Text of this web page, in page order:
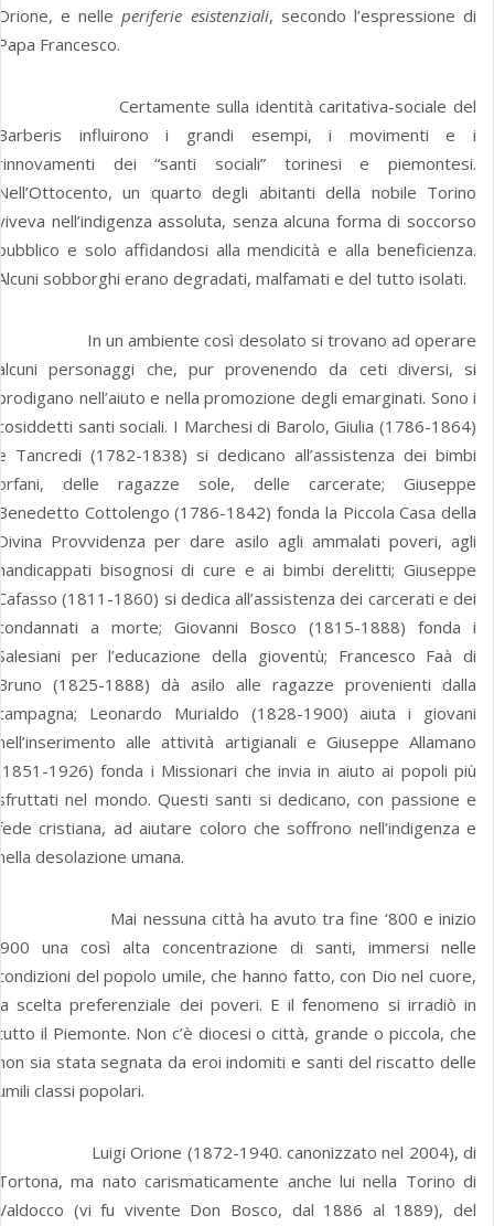
e nelleperiferie esistenziali, secondo l’espressione di
Francesco.
sulla identità caritativa-sociale del
influirono i grandi esempi, i movimenti e i
dei “santi sociali” torinesi e piemontesi.
un quarto degli abitanti della nobile Torino
nell’indigenza assoluta, senza alcuna forma di soccorso
e solo affidandosi alla mendicità e alla beneficienza.
sobborghi erano degradati, malfamati e del tutto isolati.
un ambiente così desolato si trovano ad operare
personaggi che, pur provenendo da ceti diversi, si
nell’aiuto e nella promozione degli emarginati. Sono i
santi sociali. I Marchesi di Barolo, Giulia (1786-1864)
Tancredi (1782-1838) si dedicano all’assistenza dei bimbi
delle ragazze sole, delle carcerate; Giuseppe
Cottolengo (1786-1842) fonda la Piccola Casa della
Provvidenza per dare asilo agli ammalati poveri, agli
bisognosi di cure e ai bimbi derelitti; Giuseppe
(1811-1860) si dedica all’assistenza dei carcerati e dei
a morte; Giovanni Bosco (1815-1888) fonda i
per l’educazione della gioventù; Francesco Faà di
(1825-1888) dà asilo alle ragazze provenienti dalla
Leonardo Murialdo (1828-1900) aiuta i giovani
alle attività artigianali e Giuseppe Allamano
1926) fonda i Missionari che invia in aiuto ai popoli più
nel mondo. Questi santi si dedicano, con passione e
cristiana, ad aiutare coloro che soffrono nell’indigenza e
desolazione umana.
nessuna città ha avuto tra fine ‘800 e inizio
una così alta concentrazione di santi, immersi nelle
del popolo umile, che hanno fatto, con Dio nel cuore,
scelta preferenziale dei poveri. E il fenomeno si irradiò in
il Piemonte. Non c’è diocesi o città, grande o piccola, che
sia stata segnata da eroi indomiti e santi del riscatto delle
classi popolari.
Orione (1872-1940. canonizzato nel 2004), di
ma nato carismaticamente anche lui nella Torino di
(vi fu vivente Don Bosco, dal 1886 al 1889), del